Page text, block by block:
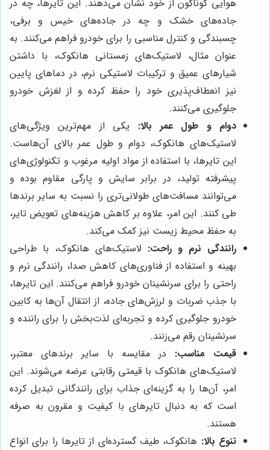
هوایی گوناگون از خود نشان می‌دهند. این تایرها، چه در
جاده‌های خشک و چه در جاده‌های خیس و برفی،
چسبندگی و کنترل مناسبی را برای خودرو فراهم می‌کنند. به
عنوان مثال، لاستیک‌های زمستانی هانکوک، با داشتن
شیارهای عمیق و ترکیبات لاستیکی نرم، در دماهای پایین
نیز انعطاف‌پذیری خود را حفظ کرده و از لغزش خودرو
جلوگیری می‌کنند.
دوام و طول عمر بالا: یکی از مهم‌ترین ویژگی‌های
لاستیک‌های هانکوک، دوام و طول عمر بالای آن‌هاست.
این تایرها، با استفاده از مواد اولیه مرغوب و تکنولوژی‌های
پیشرفته تولید، در برابر سایش و پارگی مقاوم بوده و
می‌توانند مسافت‌های طولانی‌تری را نسبت به سایر برندها
طی کنند. این امر، علاوه بر کاهش هزینه‌های تعویض تایر،
به حفظ محیط زیست نیز کمک می‌کند.
رانندگی نرم و راحت: لاستیک‌های هانکوک، با طراحی
بهینه و استفاده از فناوری‌های کاهش صدا، رانندگی نرم و
راحتی را برای سرنشینان خودرو فراهم می‌کنند. این تایرها،
با جذب ضربات و لرزش‌های جاده، از انتقال آن‌ها به کابین
خودرو جلوگیری کرده و تجربه‌ای لذت‌بخش را برای راننده و
سرنشینان رقم می‌زنند.
قیمت مناسب: در مقایسه با سایر برندهای معتبر،
لاستیک‌های هانکوک با قیمتی رقابتی عرضه می‌شوند. این
امر، آن‌ها را به گزینه‌ای جذاب برای رانندگانی تبدیل کرده
است که به دنبال تایرهای با کیفیت و مقرون به صرفه
هستند.
تنوع بالا: هانکوک، طیف گسترده‌ای از تایرها را برای انواع